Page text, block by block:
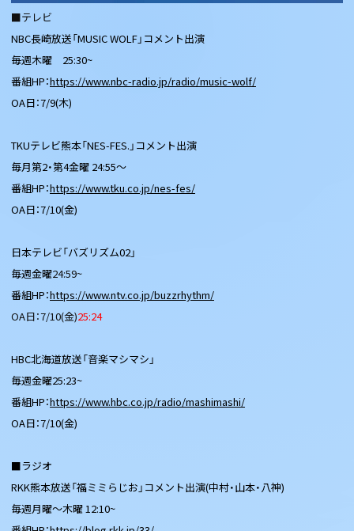
■テレビ
NBC長崎放送「MUSIC WOLF」コメント出演
毎週木曜 25:30~
番組HP：https://www.nbc-radio.jp/radio/music-wolf/
OA日：7/9(木)
TKUテレビ熊本「NES-FES.」コメント出演
毎月第2・第4金曜 24:55～
番組HP：https://www.tku.co.jp/nes-fes/
OA日：7/10(金)
日本テレビ「バズリズム02」
毎週金曜24:59~
番組HP：https://www.ntv.co.jp/buzzrhythm/
OA日：7/10(金)25:24
HBC北海道放送「音楽マシマシ」
毎週金曜25:23~
番組HP：https://www.hbc.co.jp/radio/mashimashi/
OA日：7/10(金)
■ラジオ
RKK熊本放送「福ミミらじお」コメント出演(中村・山本・八神)
毎週月曜〜木曜 12:10~